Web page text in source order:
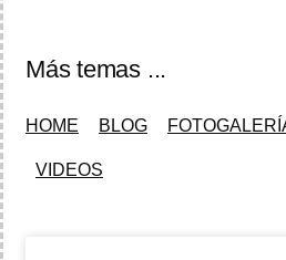
Más temas ...
HOME BLOG
VIDEOS